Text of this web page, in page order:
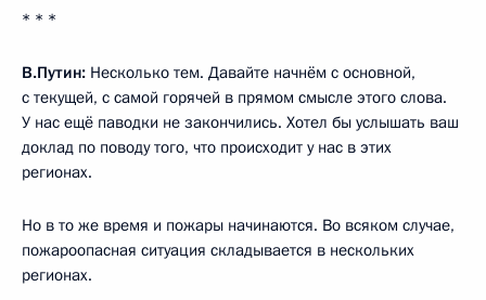
* * *
В.Путин: Несколько тем. Давайте начнём с основной,
с текущей, с самой горячей в прямом смысле этого слова.
У нас ещё паводки не закончились. Хотел бы услышать ваш
доклад по поводу того, что происходит у нас в этих
регионах.
Но в то же время и пожары начинаются. Во всяком случае,
пожароопасная ситуация складывается в нескольких
регионах.